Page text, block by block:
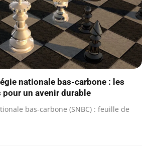
nationale bas-carbone : les
pour un avenir durable
bas-carbone (SNBC) : feuille de